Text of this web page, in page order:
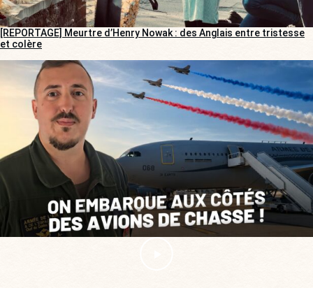
[REPORTAGE] Meurtre d’Henry Nowak : des Anglais entre tristesse
et colère